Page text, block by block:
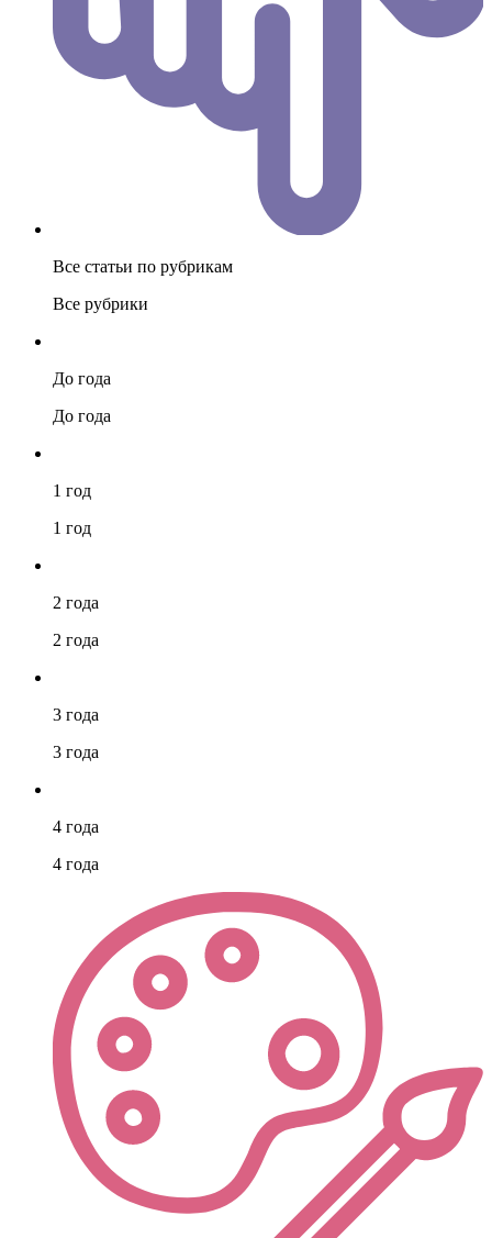
Все статьи по рубрикам
Все рубрики
До года
До года
1 год
1 год
2 года
2 года
3 года
3 года
4 года
4 года